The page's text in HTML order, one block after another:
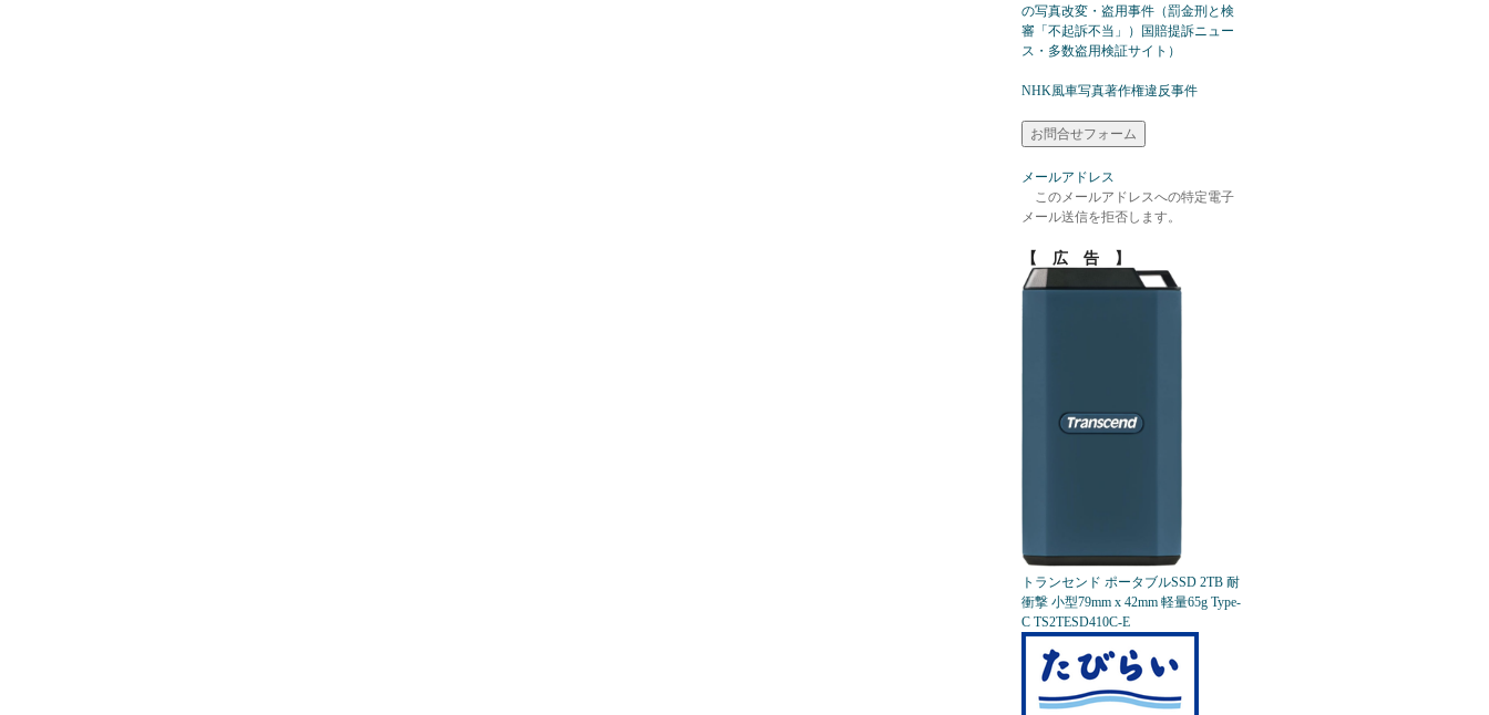
の写真改変・盗用事件（罰金刑と検
審「不起訴不当」）国賠提訴ニュー
ス・多数盗用検証サイト）
NHK風車写真著作権違反事件
メールアドレス
このメールアドレスへの特定電子
メール送信を拒否します。
【 広 告 】
トランセンド ポータブルSSD 2TB 耐
衝撃 小型79mm x 42mm 軽量65g Type-
C TS2TESD410C-E